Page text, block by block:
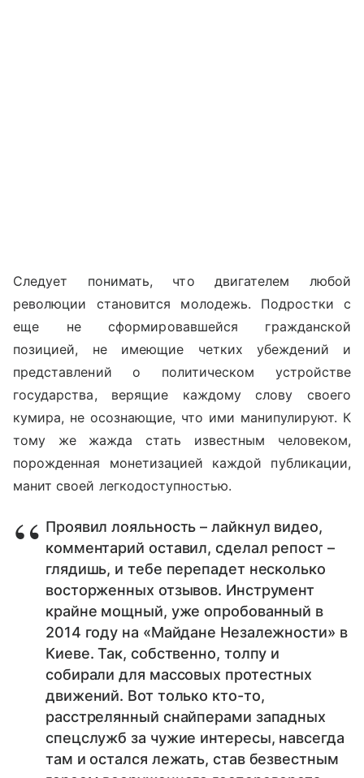
Следует понимать, что двигателем любой
революции становится молодежь. Подростки с
еще не сформировавшейся гражданской
позицией, не имеющие четких убеждений и
представлений о политическом устройстве
государства, верящие каждому слову своего
кумира, не осознающие, что ими манипулируют. К
тому же жажда стать известным человеком,
порожденная монетизацией каждой публикации,
манит своей легкодоступностью.
Проявил лояльность – лайкнул видео,
комментарий оставил, сделал репост –
глядишь, и тебе перепадет несколько
восторженных отзывов. Инструмент
крайне мощный, уже опробованный в
2014 году на «Майдане Незалежности» в
Киеве. Так, собственно, толпу и
собирали для массовых протестных
движений. Вот только кто-то,
расстрелянный снайперами западных
спецслужб за чужие интересы, навсегда
там и остался лежать, став безвестным